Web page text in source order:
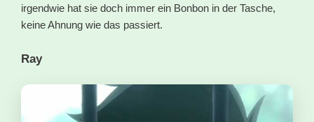
irgendwie hat sie doch immer ein Bonbon in der Tasche,
keine Ahnung wie das passiert.
Ray